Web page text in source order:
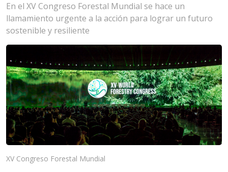
En el XV Congreso Forestal Mundial se hace un
llamamiento urgente a la acción para lograr un futuro
sostenible y resiliente
XV Congreso Forestal Mundial